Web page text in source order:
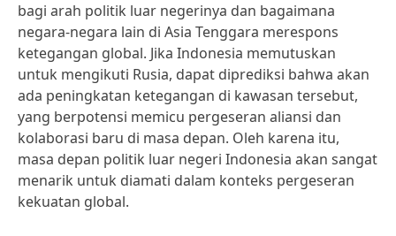
bagi arah politik luar negerinya dan bagaimana
negara-negara lain di Asia Tenggara merespons
ketegangan global. Jika Indonesia memutuskan
untuk mengikuti Rusia, dapat diprediksi bahwa akan
ada peningkatan ketegangan di kawasan tersebut,
yang berpotensi memicu pergeseran aliansi dan
kolaborasi baru di masa depan. Oleh karena itu,
masa depan politik luar negeri Indonesia akan sangat
menarik untuk diamati dalam konteks pergeseran
kekuatan global.